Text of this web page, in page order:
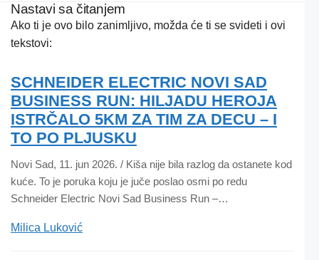
Nastavi sa čitanjem
Ako ti je ovo bilo zanimljivo, možda će ti se svideti i ovi
tekstovi:
SCHNEIDER ELECTRIC NOVI SAD
BUSINESS RUN: HILJADU HEROJA
ISTRČALO 5KM ZA TIM ZA DECU – I
TO PO PLJUSKU
Novi Sad, 11. jun 2026. / Kiša nije bila razlog da ostanete kod
kuće. To je poruka koju je juče poslao osmi po redu
Schneider Electric Novi Sad Business Run –…
Milica Luković